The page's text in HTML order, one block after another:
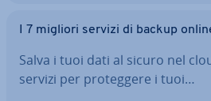
I 7 migliori servizi di backup
Salva i tuoi dati al sicuro nel
servizi per pro­teg­ge­re i tuoi…